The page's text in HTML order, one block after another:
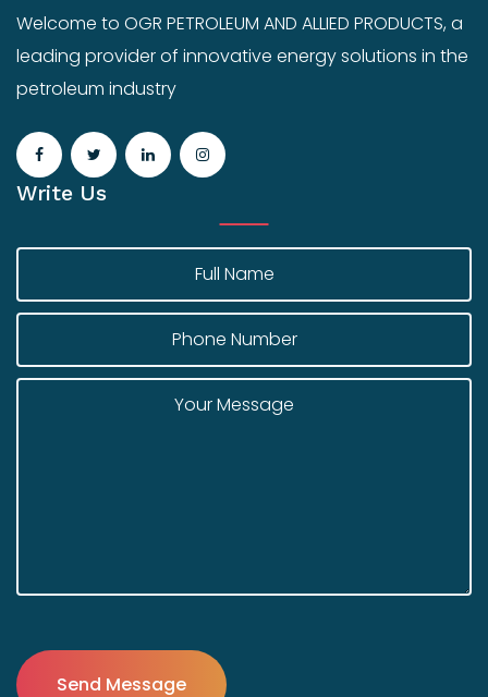
Welcome to OGR PETROLEUM AND ALLIED PRODUCTS, a
leading provider of innovative energy solutions in the
petroleum industry
Write Us